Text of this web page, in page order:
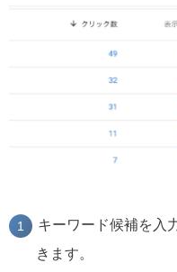
キーワード候補を入
きます。